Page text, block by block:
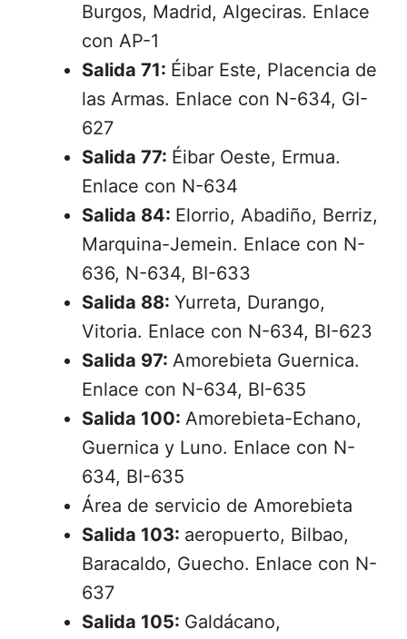
Burgos, Madrid, Algeciras. Enlace
con AP-1
Salida 71: Éibar Este, Placencia de
las Armas. Enlace con N-634, GI-
627
Salida 77: Éibar Oeste, Ermua.
Enlace con N-634
Salida 84: Elorrio, Abadiño, Berriz,
Marquina-Jemein. Enlace con N-
636, N-634, BI-633
Salida 88: Yurreta, Durango,
Vitoria. Enlace con N-634, BI-623
Salida 97: Amorebieta Guernica.
Enlace con N-634, BI-635
Salida 100: Amorebieta-Echano,
Guernica y Luno. Enlace con N-
634, BI-635
Área de servicio de Amorebieta
Salida 103: aeropuerto, Bilbao,
Baracaldo, Guecho. Enlace con N-
637
Salida 105: Galdácano,